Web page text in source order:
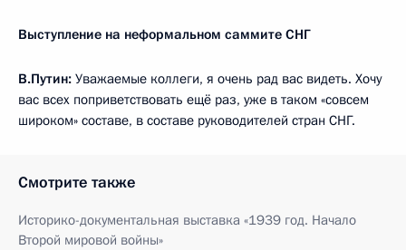
Выступление на неформальном саммите СНГ
В.Путин: Уважаемые коллеги, я очень рад вас видеть. Хочу
вас всех поприветствовать ещё раз, уже в таком «совсем
широком» составе, в составе руководителей стран СНГ.
Смотрите также
Историко-документальная выставка «1939 год. Начало
Второй мировой войны»